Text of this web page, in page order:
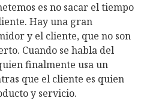
es no sacar el tiempo
Hay una gran
y el cliente, que no son
Cuando se habla del
finalmente usa un
que el cliente es quien
y servicio.